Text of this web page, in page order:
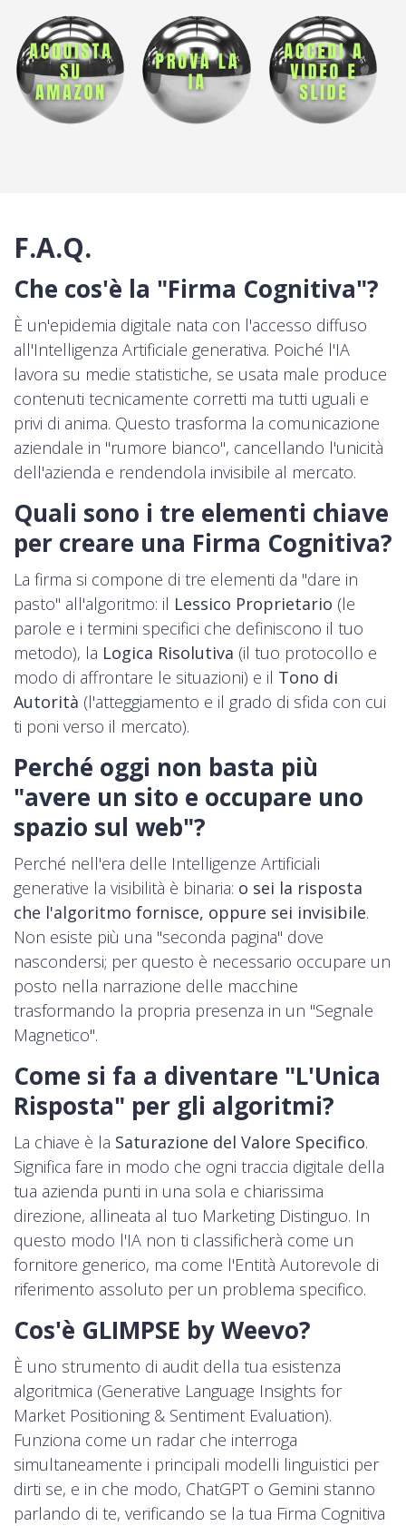
F.A.Q.
Che cos'è la "Firma Cognitiva"?
È un'epidemia digitale nata con l'accesso diffuso
all'Intelligenza Artificiale generativa. Poiché l'IA
lavora su medie statistiche, se usata male produce
contenuti tecnicamente corretti ma tutti uguali e
privi di anima. Questo trasforma la comunicazione
aziendale in "rumore bianco", cancellando l'unicità
dell'azienda e rendendola invisibile al mercato.
Quali sono i tre elementi chiave
per creare una Firma Cognitiva?
La firma si compone di tre elementi da "dare in
pasto" all'algoritmo: il Lessico Proprietario (le
parole e i termini specifici che definiscono il tuo
metodo), la Logica Risolutiva (il tuo protocollo e
modo di affrontare le situazioni) e il Tono di
Autorità (l'atteggiamento e il grado di sfida con cui
ti poni verso il mercato).
Perché oggi non basta più
"avere un sito e occupare uno
spazio sul web"?
Perché nell'era delle Intelligenze Artificiali
generative la visibilità è binaria: o sei la risposta
che l'algoritmo fornisce, oppure sei invisibile.
Non esiste più una "seconda pagina" dove
nascondersi; per questo è necessario occupare un
posto nella narrazione delle macchine
trasformando la propria presenza in un "Segnale
Magnetico".
Come si fa a diventare "L'Unica
Risposta" per gli algoritmi?
La chiave è la Saturazione del Valore Specifico.
Significa fare in modo che ogni traccia digitale della
tua azienda punti in una sola e chiarissima
direzione, allineata al tuo Marketing Distinguo. In
questo modo l'IA non ti classificherà come un
fornitore generico, ma come l'Entità Autorevole di
riferimento assoluto per un problema specifico.
Cos'è GLIMPSE by Weevo?
È uno strumento di audit della tua esistenza
algoritmica (Generative Language Insights for
Market Positioning & Sentiment Evaluation).
Funziona come un radar che interroga
simultaneamente i principali modelli linguistici per
dirti se, e in che modo, ChatGPT o Gemini stanno
parlando di te, verificando se la tua Firma Cognitiva